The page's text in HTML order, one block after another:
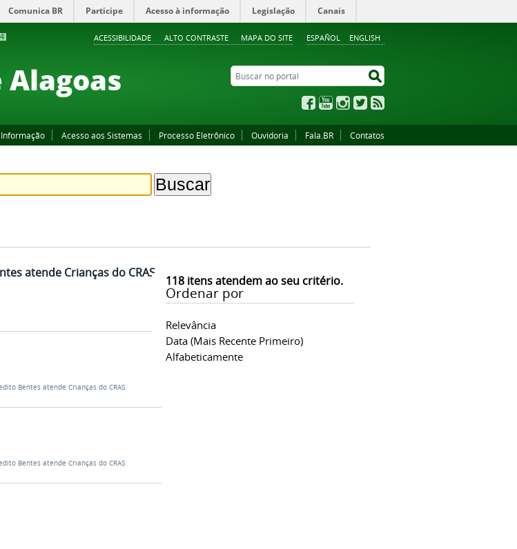
4 ESPAÑOL ENGLISH
ACESSIBILIDADE ALTO CONTRASTE MAPA DO SITE
Comunica BR Participe Acesso à informação Legislação Canais
Buscar no portal
FacebookYouTubeInstagram
Twitter
Acesso aos Sistemas Processo Eletrônico Ouvidoria Fala.BR Contatos
118itens atendem ao seu critério.
Ordenar por
Relevância
Data (mais Recente Primeiro)
Alfabeticamente
atende Crianças do CRAS
Bentes atende Crianças do CRAS
Bentes atende Crianças do CRAS